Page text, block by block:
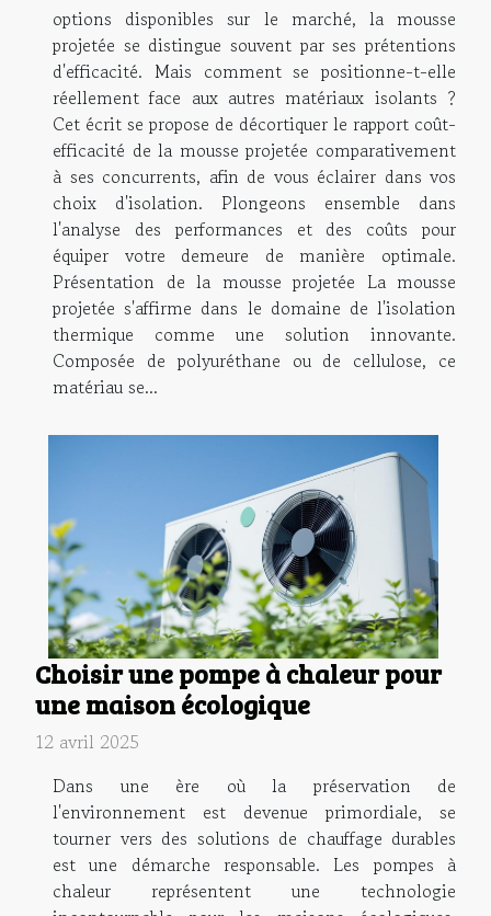
options disponibles sur le marché, la mousse
projetée se distingue souvent par ses prétentions
d'efficacité. Mais comment se positionne-t-elle
réellement face aux autres matériaux isolants ?
Cet écrit se propose de décortiquer le rapport coût-
efficacité de la mousse projetée comparativement
à ses concurrents, afin de vous éclairer dans vos
choix d'isolation. Plongeons ensemble dans
l'analyse des performances et des coûts pour
équiper votre demeure de manière optimale.
Présentation de la mousse projetée La mousse
projetée s'affirme dans le domaine de l'isolation
thermique comme une solution innovante.
Composée de polyuréthane ou de cellulose, ce
matériau se...
Choisir une pompe à chaleur pour
une maison écologique
12 avril 2025
Dans une ère où la préservation de
l'environnement est devenue primordiale, se
tourner vers des solutions de chauffage durables
est une démarche responsable. Les pompes à
chaleur représentent une technologie